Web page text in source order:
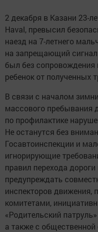
2 декабря в Казани 23-
Haval, превысил
наезд на 7-летнего
на запрещающий
был без сопровождения
ребенок от полученных
В связи с началом
массового пребывания
по профилактике
Не останутся без
Госавтоинспекции и
игнорирующие
правил перехода
предупреждать
инспекторов движения,
комитетами,
«Родительский
а также с